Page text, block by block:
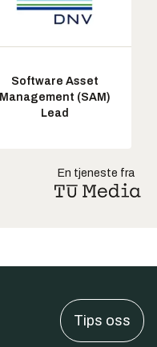
Software Asset
Management (SAM)
Lead
En tjeneste fra
Tips oss